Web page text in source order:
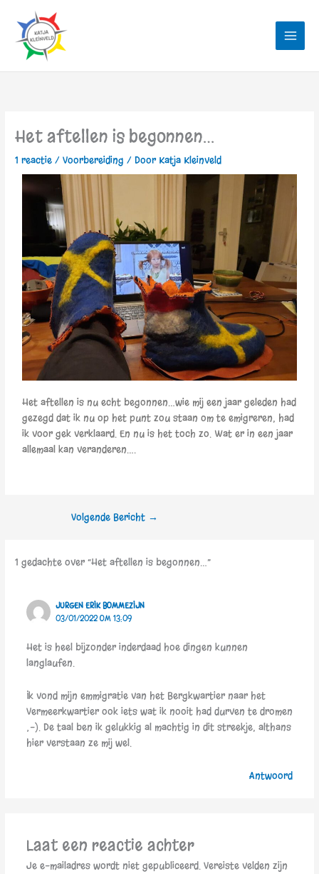
naar
inhoud
Het aftellen is begonnen…
1 reactie /Voorbereiding / Door Katja Kleinveld
Het aftellen is nu echt begonnen…wie mij een jaar geleden had
gezegd dat ik nu op het punt zou staan om te emigreren, had
ik voor gek verklaard. En nu is het toch zo. Wat er in een jaar
allemaal kan veranderen….
Volgende Bericht →
1 gedachte over “Het aftellen is begonnen…”
JURGEN ERIK BOMMEZIJN
03/01/2022 OM 13:09
Het is heel bijzonder inderdaad hoe dingen kunnen
langlaufen.
Ik vond mijn emmigratie van het Bergkwartier naar het
Vermeerkwartier ook iets wat ik nooit had durven te dromen
;-). De taal ben ik gelukkig al machtig in dit streekje, althans
hier verstaan ze mij wel.
Antwoord
Laat een reactie achter
Je e-mailadres wordt niet gepubliceerd. Vereiste velden zijn